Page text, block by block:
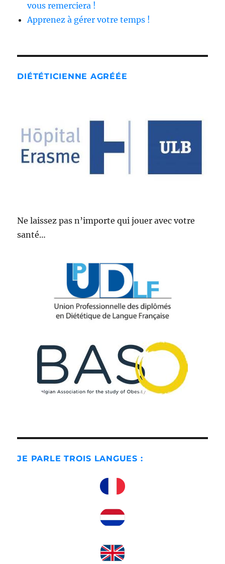
vous remerciera !
Apprenez à gérer votre temps !
DIÉTÉTICIENNE AGRÉÉE
Ne laissez pas n’importe qui jouer avec votre
santé…
JE PARLE TROIS LANGUES :